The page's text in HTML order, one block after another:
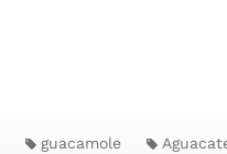
guacamole